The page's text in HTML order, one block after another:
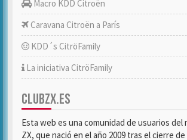
Macro KDD Citroën
Caravana Citroën a París
KDD´s CitröFamily
La iniciativa CitröFamily
CLUBZX.ES
Esta web es una comunidad de usuarios del
ZX, que nació en el año 2009 tras el cierre